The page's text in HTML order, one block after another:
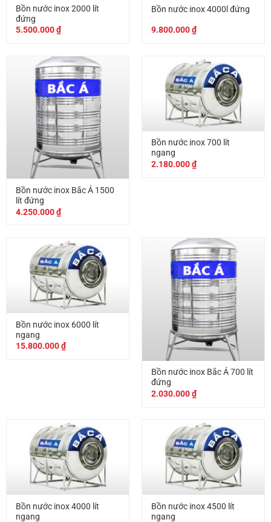
Bồn nước inox 2000 lít
đứng
5.500.000₫
Bồn nước inox 4000l đứng
9.800.000₫
Bồn nước inox Bắc Á 1500
lít đứng
4.250.000₫
Bồn nước inox 700 lít
ngang
2.180.000₫
Bồn nước inox 6000 lít
ngang
15.800.000₫
Bồn nước inox Bắc Á 700 lít
đứng
2.030.000₫
Bồn nước inox 4000 lít
ngang
Bồn nước inox 4500 lít
ngang